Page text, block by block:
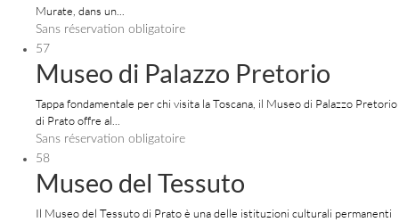
Murate, dans un...
Sans réservation obligatoire
57
Museo di Palazzo Pretorio
Tappa fondamentale per chi visita la Toscana, il Museo di Palazzo Pretorio
di Prato offre al...
Sans réservation obligatoire
58
Museo del Tessuto
Il Museo del Tessuto di Prato è una delle istituzioni culturali permanenti